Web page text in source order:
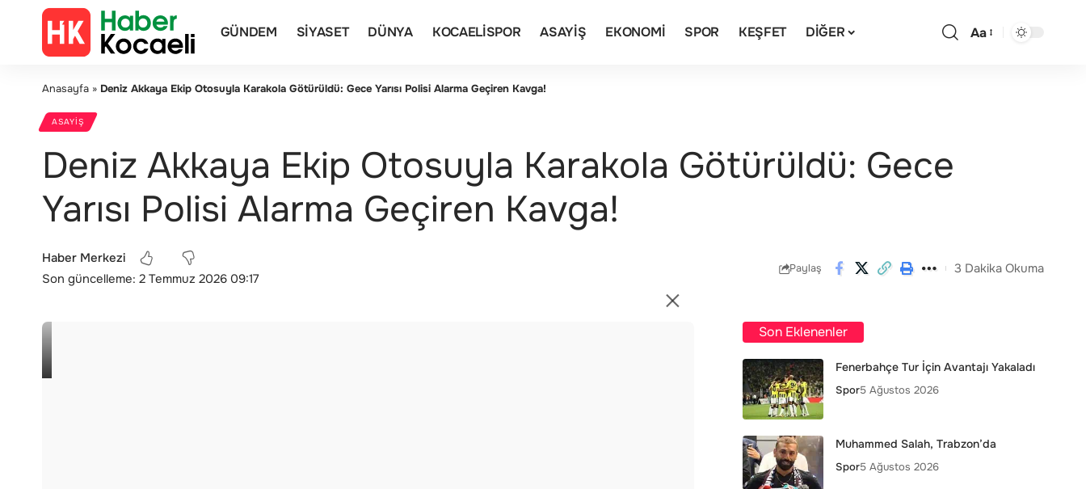
GÜNDEM SIYASET DÜNYA KOCAELISPOR ASAYIŞ EKONOMI SPOR KEŞFET DIĞER Aa
Anasayfa » Deniz Akkaya Ekip Otosuyla Karakola Götürüldü: Gece Yarısı Polisi Alarma Geçiren Kavga!
ASAYIŞ
Deniz Akkaya Ekip Otosuyla Karakola Götürüldü: Gece
Yarısı Polisi Alarma Geçiren Kavga!
Son güncelleme: 2 Temmuz 2026 09:17
Haber Merkezi
Paylaş 3 Dakika Okuma
Son Eklenenler
Fenerbahçe Tur İçin Avantajı Yakaladı
Spor5 Ağustos 2026
Muhammed Salah, Trabzon’da
Spor5 Ağustos 2026